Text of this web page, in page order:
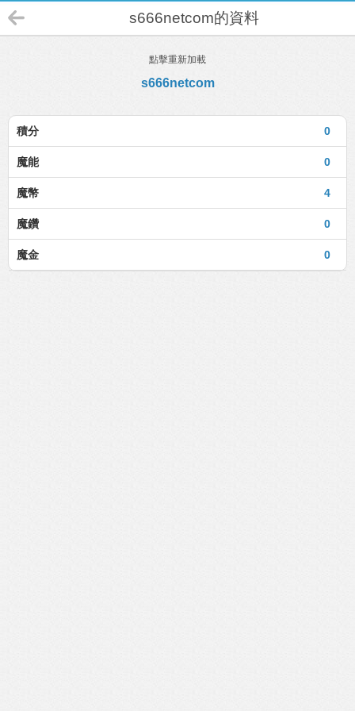
s666netcom的資料
點擊重新加載
s666netcom
0
積分
0
魔能
4
魔幣
0
魔鑽
0
魔金